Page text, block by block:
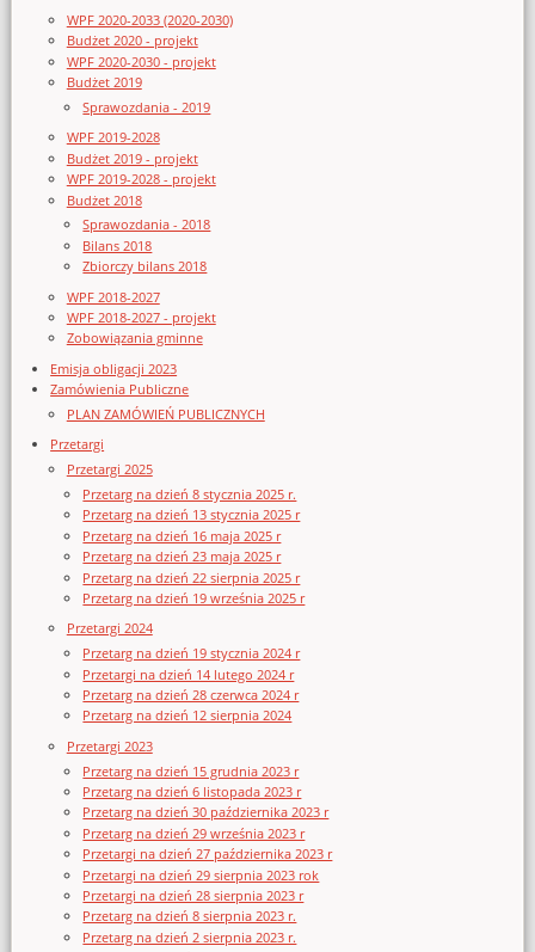
WPF 2020-2033 (2020-2030)
Budżet 2020 - projekt
WPF 2020-2030 - projekt
Budżet 2019
Sprawozdania - 2019
WPF 2019-2028
Budżet 2019 - projekt
WPF 2019-2028 - projekt
Budżet 2018
Sprawozdania - 2018
Bilans 2018
Zbiorczy bilans 2018
WPF 2018-2027
WPF 2018-2027 - projekt
Zobowiązania gminne
Emisja obligacji 2023
Zamówienia Publiczne
PLAN ZAMÓWIEŃ PUBLICZNYCH
Przetargi
Przetargi 2025
Przetarg na dzień 8 stycznia 2025 r.
Przetarg na dzień 13 stycznia 2025 r
Przetarg na dzień 16 maja 2025 r
Przetarg na dzień 23 maja 2025 r
Przetarg na dzień 22 sierpnia 2025 r
Przetarg na dzień 19 września 2025 r
Przetargi 2024
Przetarg na dzień 19 stycznia 2024 r
Przetargi na dzień 14 lutego 2024 r
Przetarg na dzień 28 czerwca 2024 r
Przetarg na dzień 12 sierpnia 2024
Przetargi 2023
Przetarg na dzień 15 grudnia 2023 r
Przetarg na dzień 6 listopada 2023 r
Przetarg na dzień 30 października 2023 r
Przetarg na dzień 29 września 2023 r
Przetargi na dzień 27 października 2023 r
Przetargi na dzień 29 sierpnia 2023 rok
Przetargi na dzień 28 sierpnia 2023 r
Przetarg na dzień 8 sierpnia 2023 r.
Przetarg na dzień 2 sierpnia 2023 r.